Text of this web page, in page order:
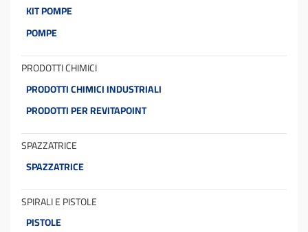
KIT POMPE
POMPE
PRODOTTI CHIMICI
PRODOTTI CHIMICI INDUSTRIALI
PRODOTTI PER REVITAPOINT
SPAZZATRICE
SPAZZATRICE
SPIRALI E PISTOLE
PISTOLE